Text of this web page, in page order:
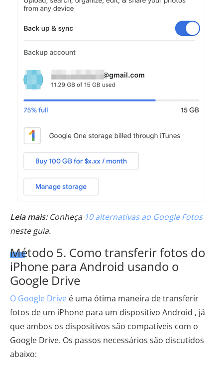
Leia mais:Conheça 10 alternativas ao Google Fotos
neste guia.
Método 5. Como transferir fotos do
iPhone para Android usando o
Google Drive
O Google Drive é uma ótima maneira de transferir
fotos de um iPhone para um dispositivo Android , já
que ambos os dispositivos são compatíveis com o
Google Drive. Os passos necessários são discutidos
abaixo: